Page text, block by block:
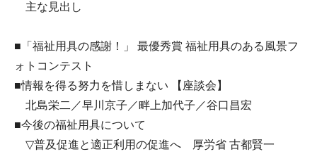
主な見出し
■「福祉用具の感謝！」 最優秀賞 福祉用具のある風景フ
ォトコンテスト
■情報を得る努力を惜しまない 【座談会】
北島栄二／早川京子／畔上加代子／谷口昌宏
■今後の福祉用具について
▽普及促進と適正利用の促進へ 厚労省 古都賢一